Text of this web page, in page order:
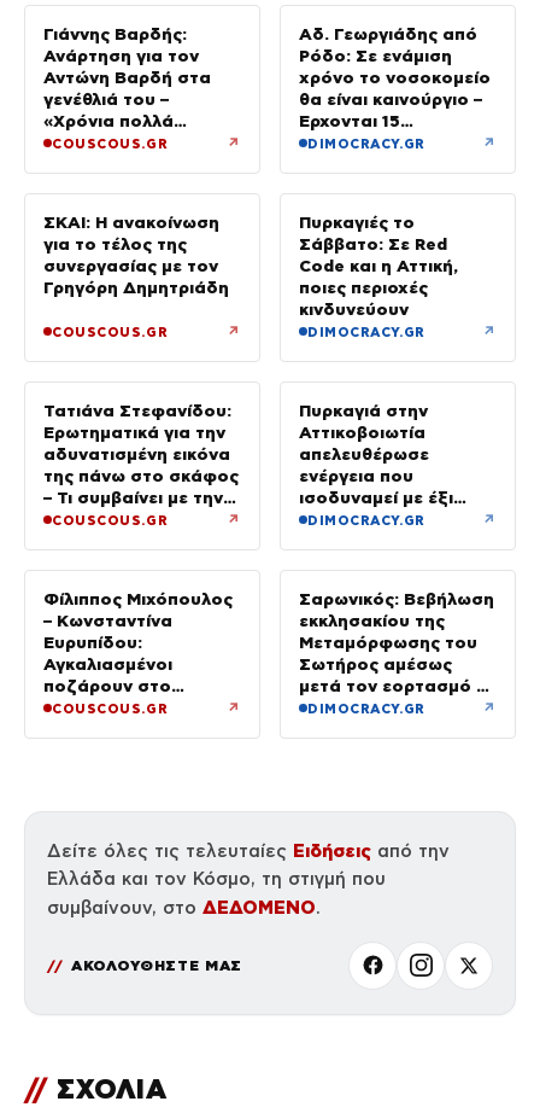
Γιάννης Βαρδής:
Ανάρτηση για τον
Αντώνη Βαρδή στα
γενέθλιά του –
«Χρόνια πολλά
μπαμπά»
COUSCOUS.GR ↗
Αδ. Γεωργιάδης από
Ρόδο: Σε ενάμιση
χρόνο το νοσοκομείο
θα είναι καινούργιο –
Έρχονται 15
νοσηλευτές και
DIMOCRACY.GR ↗
ΣΚΑΙ: Η ανακοίνωση
για το τέλος της
συνεργασίας με τον
Γρηγόρη Δημητριάδη
COUSCOUS.GR ↗
Πυρκαγιές το
Σάββατο: Σε Red
Code και η Αττική,
ποιες περιοχές
κινδυνεύουν
DIMOCRACY.GR ↗
Τατιάνα Στεφανίδου:
Ερωτηματικά για την
αδυνατισμένη εικόνα
της πάνω στο σκάφος
– Τι συμβαίνει με την
υγεία της;
COUSCOUS.GR ↗
Πυρκαγιά στην
Αττικοβοιωτία
απελευθέρωσε
ενέργεια που
ισοδυναμεί με έξι
βόμβες Χιροσίμα
DIMOCRACY.GR ↗
Φίλιππος Μιχόπουλος
– Κωνσταντίνα
Ευρυπίδου:
Αγκαλιασμένοι
ποζάρουν στο
ηλιοβασίλεμα της
COUSCOUS.GR ↗
Σαρωνικός: Βεβήλωση
εκκλησακίου της
Μεταμόρφωσης του
Σωτήρος αμέσως
μετά τον εορτασμό –
Έσπασαν εικόνες στην
DIMOCRACY.GR ↗
Δείτε όλες τις τελευταίες Ειδήσεις από την
Ελλάδα και τον Κόσμο, τη στιγμή που
συμβαίνουν, στο ΔΕΔΟΜΕΝΟ.
ΑΚΟΛΟΥΘΗΣΤΕ ΜΑΣ
// ΣΧΟΛΙΑ